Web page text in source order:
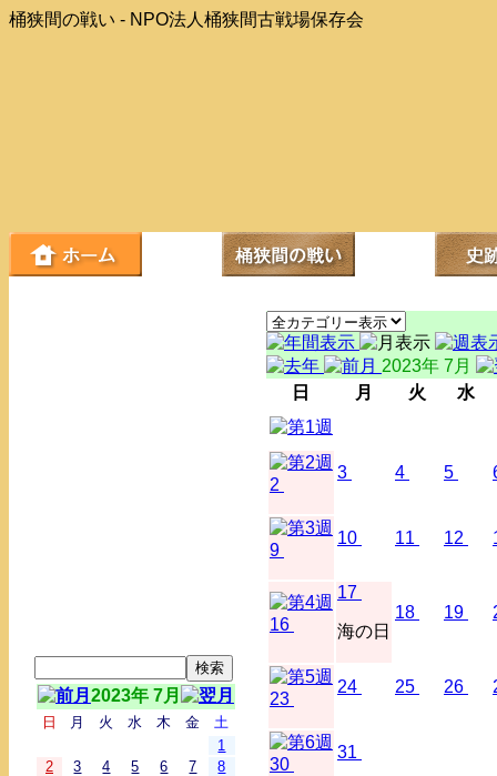
桶狭間の戦い - NPO法人桶狭間古戦場保存会
2023年 7月
日 月 火 水 木 金
土
1
2
3 4 5 6 7
8
2023年 7月
日
月 火 水
2
3 4 5
9
10 11 12
16
17
海の日
18 19
23
24 25 26
30
31